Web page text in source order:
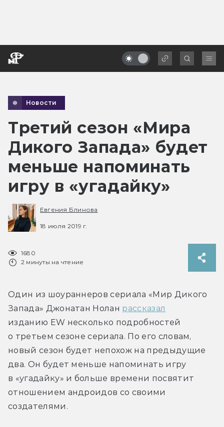
Новости
Третий сезон «Мира
Дикого Запада» будет
меньше напоминать
игру в «угадайку»
Евгения Блинова
18 июля 2019 г.
1680
2 минуты на чтение
Один из шоураннеров сериала «Мир Дикого
Запада» Джонатан Нолан рассказал
изданию EW несколько подробностей
о третьем сезоне сериала. По его словам,
новый сезон будет непохож на предыдущие
два. Он будет меньше напоминать игру
в «угадайку» и больше времени посвятит
отношением андроидов со своими
создателями.